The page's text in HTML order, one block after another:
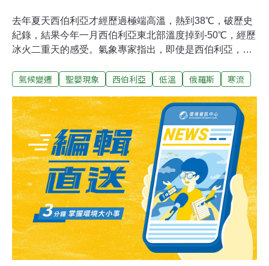
去年夏天西伯利亞才經歷過極端高溫，熱到38℃，破歷史
紀錄，結果今年一月西伯利亞東北部溫度掉到-50℃，經歷
冰火二重天的感受。氣象專家指出，即使是西伯利亞，這
導，俄羅斯東部地區薩哈在12月中旬就降至-40℃ 以下，
是該地區15年來最低溫，也是至少14年以來最長的零度以
下寒冷天氣。寒冷的溫度預計將持續到1月底，甚至可能
降至-60℃。雖然西伯利亞今年冬天異常寒冷，但整體來看
西伯利亞過去幾年中溫度一直在升高，北極地區的暖化速
度是世界其他地區的兩倍，隨著溫度升高，積雪更快融
化。從去年到今年冬天，北半球幾乎各地都經歷異常高溫
與低溫現象，西伯利亞只是更極端。科學界普遍認為，這
都與暖化有關，包括造成急凍感的極地渦旋南逸，就是平
流層變暖所以引發。
氣候變遷 聖嬰現象 西伯利亞 低溫 俄羅斯 寒流